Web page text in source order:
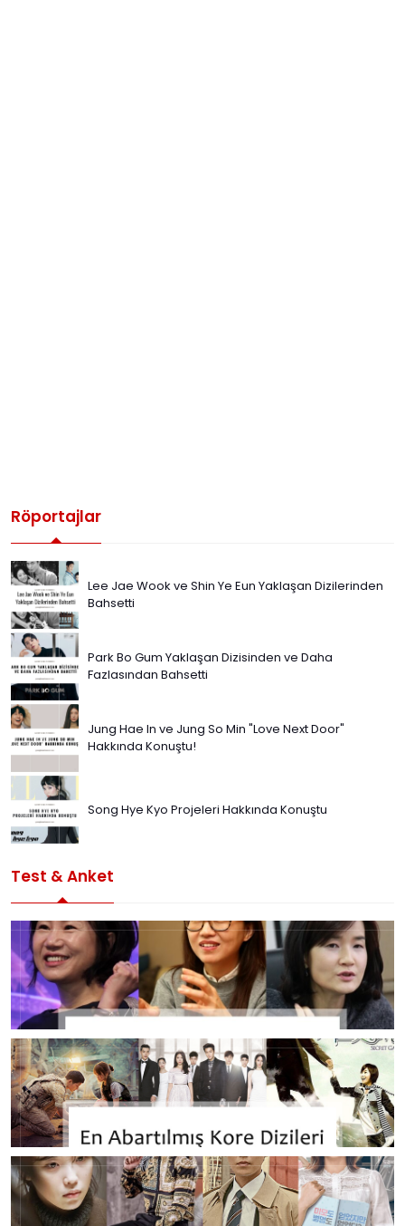
Röportajlar
Lee Jae Wook ve Shin Ye Eun Yaklaşan Dizilerinden
Bahsetti
Park Bo Gum Yaklaşan Dizisinden ve Daha
Fazlasından Bahsetti
Jung Hae In ve Jung So Min "Love Next Door"
Hakkında Konuştu!
Song Hye Kyo Projeleri Hakkında Konuştu
Test & Anket